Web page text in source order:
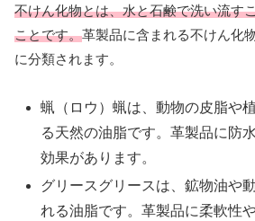
不けん化物とは、水と石鹸で洗い流す
ことです。革製品に含まれる不けん化
に分類されます。
蝋（ロウ）蝋は、動物の皮脂や
る天然の油脂です。革製品に防
効果があります。
グリースグリースは、鉱物油や
れる油脂です。革製品に柔軟性